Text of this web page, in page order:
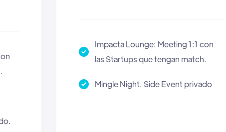
en el ecosistema LATAM.
las Startups que tengan match.